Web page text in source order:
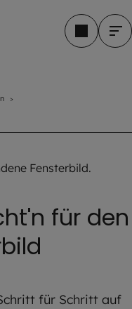
für den
für Schritt auf